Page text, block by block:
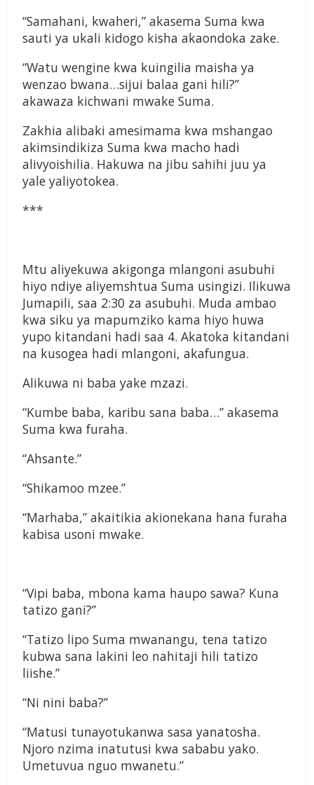
“Samahani, kwaheri,” akasema Suma kwa
sauti ya ukali kidogo kisha akaondoka zake.
“Watu wengine kwa kuingilia maisha ya
wenzao bwana…sijui balaa gani hili?”
akawaza kichwani mwake Suma.
Zakhia alibaki amesimama kwa mshangao
akimsindikiza Suma kwa macho hadi
alivyoishilia. Hakuwa na jibu sahihi juu ya
yale yaliyotokea.
***
Mtu aliyekuwa akigonga mlangoni asubuhi
hiyo ndiye aliyemshtua Suma usingizi. Ilikuwa
Jumapili, saa 2:30 za asubuhi. Muda ambao
kwa siku ya mapumziko kama hiyo huwa
yupo kitandani hadi saa 4. Akatoka kitandani
na kusogea hadi mlangoni, akafungua.
Alikuwa ni baba yake mzazi.
“Kumbe baba, karibu sana baba…” akasema
Suma kwa furaha.
“Ahsante.”
“Shikamoo mzee.”
“Marhaba,” akaitikia akionekana hana furaha
kabisa usoni mwake.
“Vipi baba, mbona kama haupo sawa? Kuna
tatizo gani?”
“Tatizo lipo Suma mwanangu, tena tatizo
kubwa sana lakini leo nahitaji hili tatizo
liishe.”
“Ni nini baba?”
“Matusi tunayotukanwa sasa yanatosha.
Njoro nzima inatutusi kwa sababu yako.
Umetuvua nguo mwanetu.”